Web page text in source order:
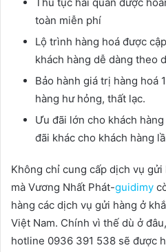
toàn miễn phí
Lộ trình hàng hoá được
khách hàng dễ dàng theo
Bảo hành giá trị hàng hoá
hàng hư hỏng, thất lạc.
Ưu đãi lớn cho khách
đãi khác cho khách hàng
Không chỉ cung cấp dịch vụ
mà Vương Nhất Phát-guidimy
hàng các dịch vụ gửi hàng ở
Việt Nam. Chính vì thế dù ở
hotline 0936 391 538 sẽ được